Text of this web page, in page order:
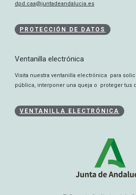
dpd.caa@juntadeandalucia.es
PROTECCIÓN DE DATOS
Ventanilla electrónica
Visita nuestra ventanilla electrónica para
pública, interponer una queja o proteger tus
VENTANILLA ELECTRÓNICA